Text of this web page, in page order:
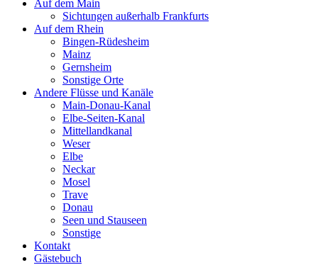
Auf dem Main
Sichtungen außerhalb Frankfurts
Auf dem Rhein
Bingen-Rüdesheim
Mainz
Gernsheim
Sonstige Orte
Andere Flüsse und Kanäle
Main-Donau-Kanal
Elbe-Seiten-Kanal
Mittellandkanal
Weser
Elbe
Neckar
Mosel
Trave
Donau
Seen und Stauseen
Sonstige
Kontakt
Gästebuch